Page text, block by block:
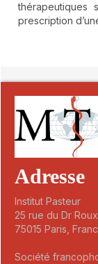
thérapeutiques
prescription
Adresse
Institut Pasteur
25 rue du Dr Roux
75015 Paris,
Société